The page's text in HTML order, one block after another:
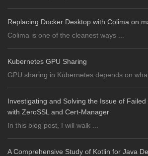
Replacing Docker Desktop with Colima on
Colima is one of the cleanest ways ...
Kubernetes GPU Sharing
GPU sharing in Kubernetes depends on what
Investigating and Solving the Issue of
with ZeroSSL and Cert-Manager
In this blog post, I will walk ...
A Comprehensive Study of Kotlin for Java